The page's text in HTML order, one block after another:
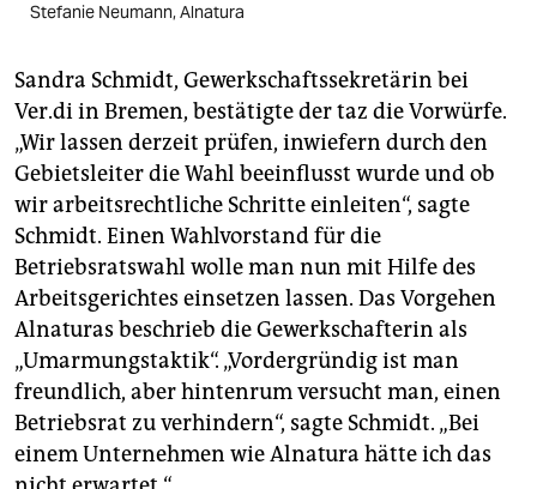
Stefanie Neumann, Alnatura
Sandra Schmidt, Gewerkschaftssekretärin bei
Ver.di in Bremen, bestätigte der taz die Vorwürfe.
„Wir lassen derzeit prüfen, inwiefern durch den
Gebietsleiter die Wahl beeinflusst wurde und ob
wir arbeitsrechtliche Schritte einleiten“, sagte
Schmidt. Einen Wahlvorstand für die
Betriebsratswahl wolle man nun mit Hilfe des
Arbeitsgerichtes einsetzen lassen. Das Vorgehen
Alnaturas beschrieb die Gewerkschafterin als
„Umarmungstaktik“. „Vordergründig ist man
freundlich, aber hintenrum versucht man, einen
Betriebsrat zu verhindern“, sagte Schmidt. „Bei
einem Unternehmen wie Alnatura hätte ich das